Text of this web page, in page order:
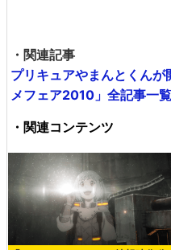
・関連記事
プリキュアやまんとくん
メフェア2010」全記事一
・関連コンテンツ